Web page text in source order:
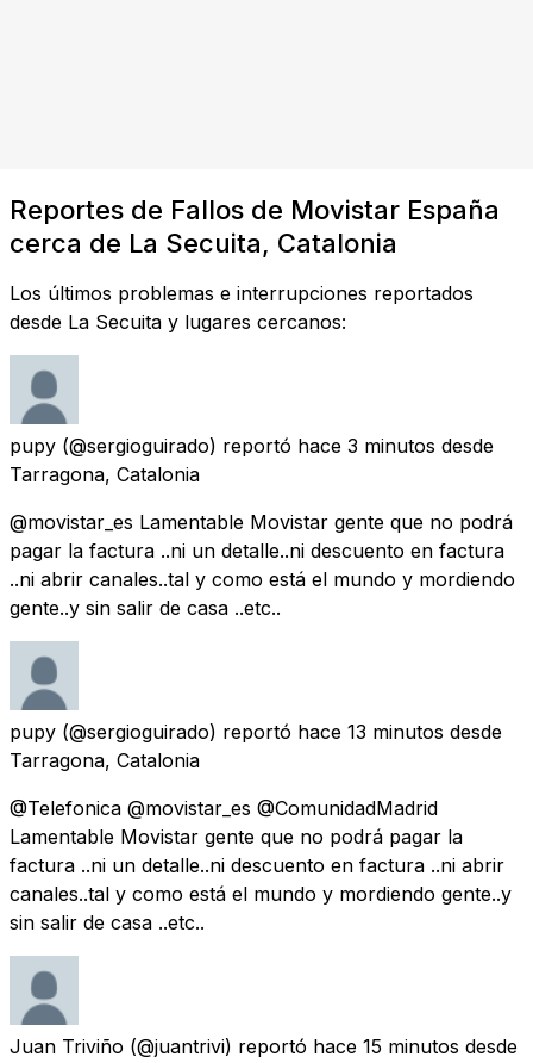
Reportes de Fallos de Movistar España
cerca de La Secuita, Catalonia
Los últimos problemas e interrupciones reportados
desde La Secuita y lugares cercanos:
pupy (@sergioguirado) reportó hace 3 minutos desde
Tarragona, Catalonia
@movistar_es Lamentable Movistar gente que no podrá
pagar la factura ..ni un detalle..ni descuento en factura
..ni abrir canales..tal y como está el mundo y mordiendo
gente..y sin salir de casa ..etc..
pupy (@sergioguirado) reportó hace 13 minutos desde
Tarragona, Catalonia
@Telefonica @movistar_es @ComunidadMadrid
Lamentable Movistar gente que no podrá pagar la
factura ..ni un detalle..ni descuento en factura ..ni abrir
canales..tal y como está el mundo y mordiendo gente..y
sin salir de casa ..etc..
Juan Triviño (@juantrivi) reportó hace 15 minutos desde